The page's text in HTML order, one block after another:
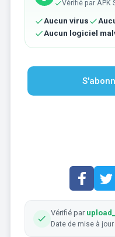
Vérifié par APK
Aucun virus
Aucun logiciel
Vérifié par
Date de mise à